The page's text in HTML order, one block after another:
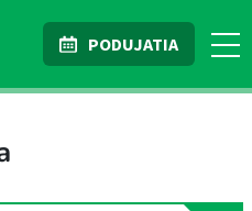
PODUJATIA